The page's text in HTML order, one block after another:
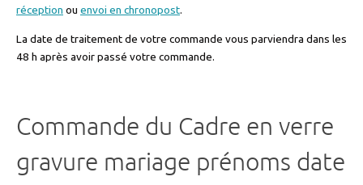
réception ou envoi en chronopost.
La date de traitement de votre commande vous parviendra dans les
48 h après avoir passé votre commande.
Commande du Cadre en verre
gravure mariage prénoms date